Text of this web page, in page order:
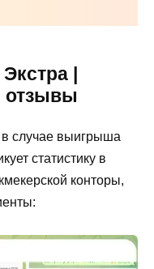
|
отзывы
в случае выигрыша
статистику в
конторы,